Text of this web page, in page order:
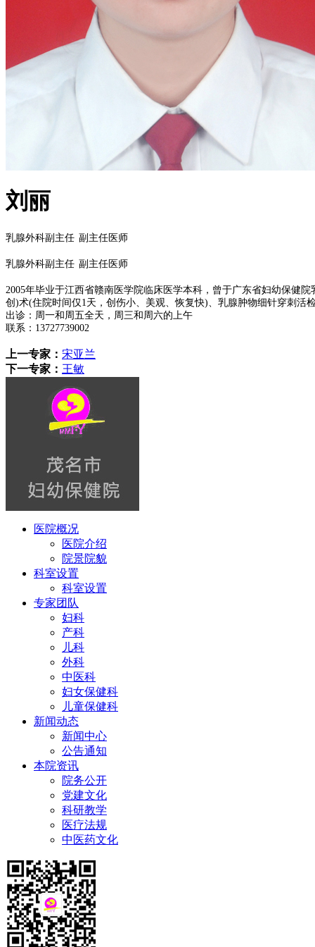
刘丽
乳腺外科副主任 副主任医师
乳腺外科副主任 副主任医师
2005年毕业于江西省赣南医学院临床医学本科 ， 曾于广东省妇幼保健
创)术(住院时间仅1天 ， 创伤小、美观、恢复快)
乳腺肿物细针穿刺活
出诊：周一和 周五全天， 周三和周六的上午
联系： 13727739002
上一专家： 宋亚兰
下一专家： 王敏
医院概况
医院介绍
院景院貌
科室设置
科室设置
专家团队
妇科
产科
儿科
外科
中医科
妇女保健科
儿童保健科
新闻动态
新闻中心
公告通知
本院资讯
院务公开
党建文化
科研教学
医疗法规
中医药文化